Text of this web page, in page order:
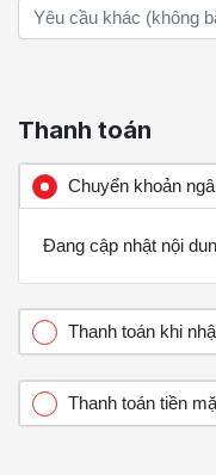
Thanh toán
Chuyển khoản
Đang cập nhật nội
Thanh toán khi
Thanh toán tiền